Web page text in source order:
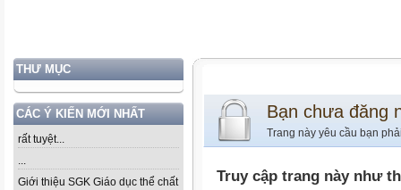
THƯ MỤC
CÁC Ý KIẾN MỚI NHẤT
rất tuyệt...
...
Giới thiệu SGK Giáo dục thể chất
Bạn chưa đăng
Trang này yêu cầu bạn
Truy cập trang này như